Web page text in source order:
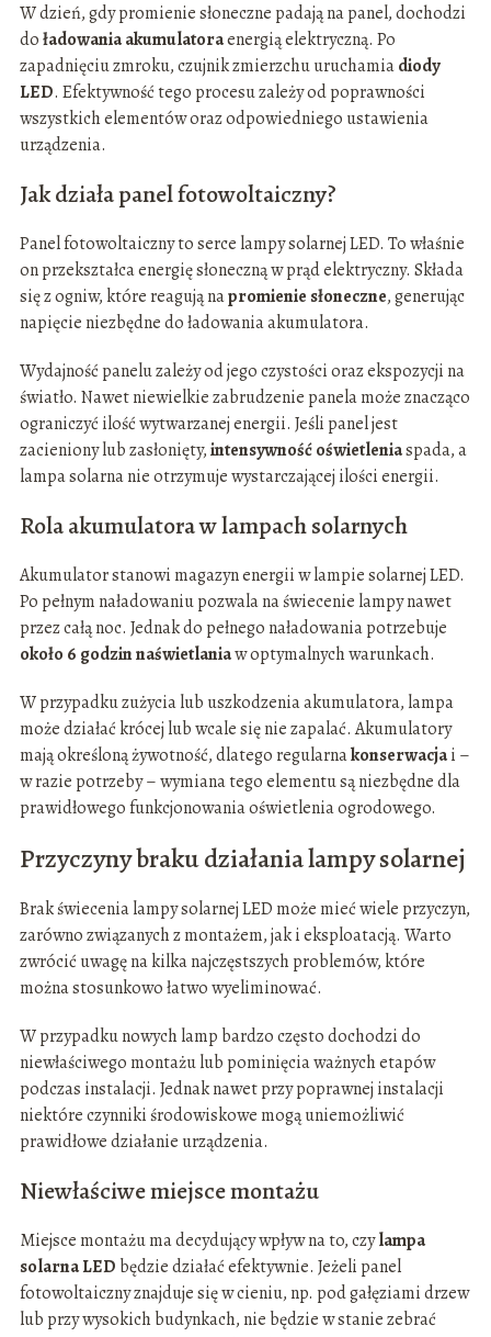
W dzień, gdy promienie słoneczne padają na panel, dochodzi
doładowania akumulatoraenergią elektryczną. Po
zapadnięciu zmroku, czujnik zmierzchu uruchamiadiody
LED. Efektywność tego procesu zależy od poprawności
wszystkich elementów oraz odpowiedniego ustawienia
urządzenia.
Jak działa panel fotowoltaiczny?
Panel fotowoltaiczny to serce lampy solarnej LED. To właśnie
on przekształca energię słoneczną w prąd elektryczny. Składa
się z ogniw, które reagują napromienie słoneczne, generując
napięcie niezbędne do ładowania akumulatora.
Wydajność panelu zależy od jego czystości oraz ekspozycji na
światło. Nawet niewielkie zabrudzenie panela może znacząco
ograniczyć ilość wytwarzanej energii. Jeśli panel jest
zacieniony lub zasłonięty,intensywność oświetleniaspada, a
lampa solarna nie otrzymuje wystarczającej ilości energii.
Rola akumulatora w lampach solarnych
Akumulator stanowi magazyn energii w lampie solarnej LED.
Po pełnym naładowaniu pozwala na świecenie lampy nawet
przez całą noc. Jednak do pełnego naładowania potrzebuje
około 6 godzin naświetlaniaw optymalnych warunkach.
W przypadku zużycia lub uszkodzenia akumulatora, lampa
może działać krócej lub wcale się nie zapalać. Akumulatory
mają określoną żywotność, dlatego regularnakonserwacjai –
w razie potrzeby – wymiana tego elementu są niezbędne dla
prawidłowego funkcjonowania oświetlenia ogrodowego.
Przyczyny braku działania lampy solarnej
Brak świecenia lampy solarnej LED może mieć wiele przyczyn,
zarówno związanych z montażem, jak i eksploatacją. Warto
zwrócić uwagę na kilka najczęstszych problemów, które
można stosunkowo łatwo wyeliminować.
W przypadku nowych lamp bardzo często dochodzi do
niewłaściwego montażu lub pominięcia ważnych etapów
podczas instalacji. Jednak nawet przy poprawnej instalacji
niektóre czynniki środowiskowe mogą uniemożliwić
prawidłowe działanie urządzenia.
Niewłaściwe miejsce montażu
Miejsce montażu ma decydujący wpływ na to, czylampa
solarna LED będzie działać efektywnie. Jeżeli panel
fotowoltaiczny znajduje się w cieniu, np. pod gałęziami drzew
lub przy wysokich budynkach, nie będzie w stanie zebrać